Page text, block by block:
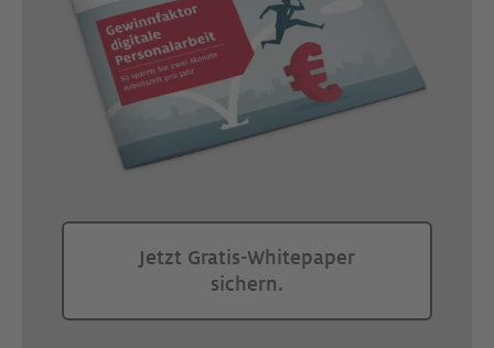
Jetzt Gratis-Whitepaper
sichern.